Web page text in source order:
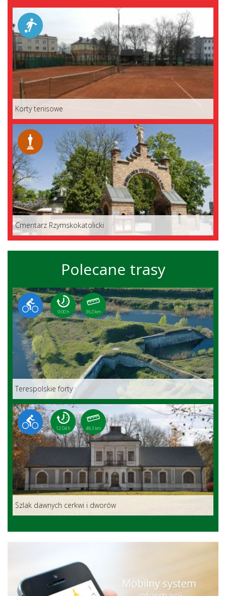
Korty tenisowe
Cmentarz Rzymskokatolicki
Polecane trasy
9:00 h 36.0 km
Terespolskie forty
12:04 h 48.3 km
Szlak dawnych cerkwi i dworów